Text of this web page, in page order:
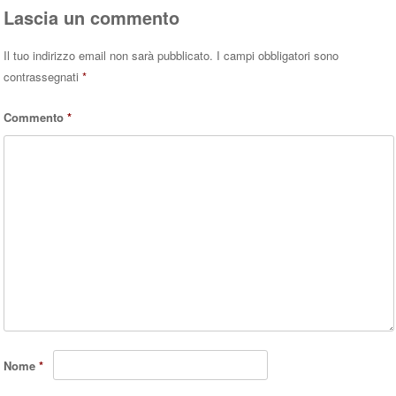
Lascia un commento
Il tuo indirizzo email non sarà pubblicato. I campi obbligatori sono
contrassegnati*
Commento*
Nome*